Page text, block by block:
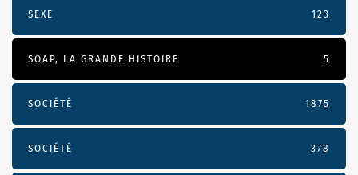
SEXE 123
SOAP, LA GRANDE HISTOIRE 5
SOCIÉTÉ 1875
SOCIÉTÉ 378